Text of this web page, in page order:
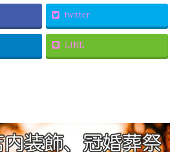
twitter
LINE